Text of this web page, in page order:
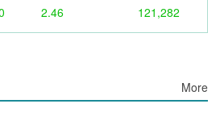
2.46 121,282
More